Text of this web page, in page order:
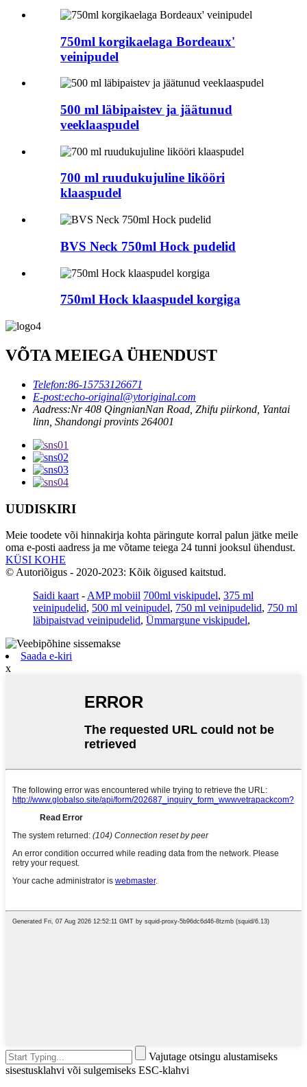
750ml korgikaelaga Bordeaux'
veinipudel
500 ml läbipaistev ja jäätunud
veeklaaspudel
700 ml ruudukujuline likööri
klaaspudel
BVS Neck 750ml Hock pudelid
750ml Hock klaaspudel korgiga
VÕTA MEIEGA ÜHENDUST
Telefon:86-15753126671
E-post:echo-original@ytoriginal.com
Aadress:Nr 408 QingnianNan Road, Zhifu piirkond, Yantai
linn, Shandongi provints 264001
UUDISKIRI
Meie toodete või hinnakirja kohta päringute korral palun jätke meile
oma e-posti aadress ja me võtame teiega 24 tunni jooksul ühendust.
KÜSI KOHE
© Autoriõigus - 2020-2023: Kõik õigused kaitstud.
Saidi kaart - AMP mobiil 700ml viskipudel, 375 ml
veinipudelid, 500 ml veinipudel, 750 ml veinipudelid, 750 ml
läbipaistvad veinipudelid, Ümmargune viskipudel,
Saada e-kiri
x
Vajutage otsingu alustamiseks
sisestusklahvi või sulgemiseks ESC-klahvi